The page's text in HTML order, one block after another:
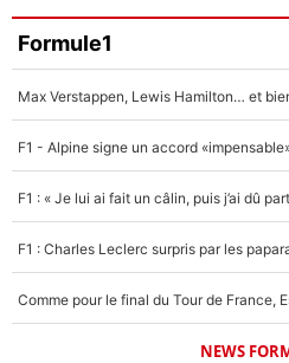
Formule1
NEWS